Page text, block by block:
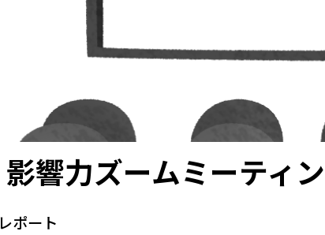
影響力ズームミーティ
レポート